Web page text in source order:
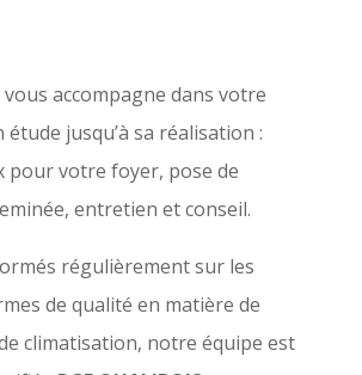
accompagne dans votre
jusqu’à sa réalisation :
pour votre foyer, pose de
entretien et conseil.
régulièrement sur les
de qualité en matière de
climatisation, notre équipe est